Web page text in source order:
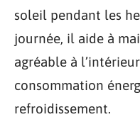
soleil pendant les
journée, il aide à
agréable à
consommation
refroidissement.